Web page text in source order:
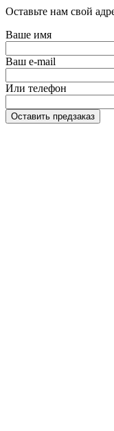
Оставьте нам свой
Ваше имя
Ваш e-mail
Или телефон